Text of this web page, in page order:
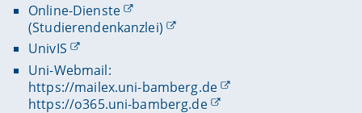
Online-Dienste
(Studierendenkanzlei)
UnivIS
Uni-Webmail:
https://mailex.uni-bamberg.de
https://o365.uni-bamberg.de